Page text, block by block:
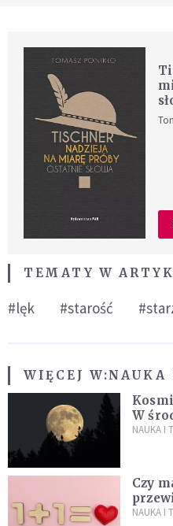
TEMATY W
#lęk #starość
WIĘCEJ W:NAUKA
W
NAUKA I
Czy
NAUKA I